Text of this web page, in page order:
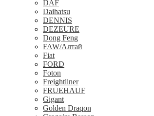
DAF
Daihatsu
DENNIS
DEZEURE
Dong Feng
FAW/Алтай
Fiat
FORD
Foton
Freightliner
FRUEHAUF
Gigant
Golden Draqon